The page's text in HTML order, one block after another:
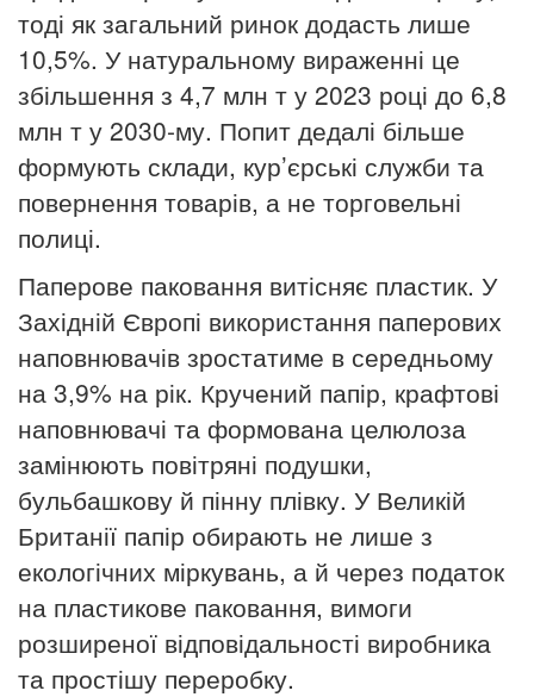
тоді як загальний ринок додасть лише
10,5%. У натуральному вираженні це
збільшення з 4,7 млн т у 2023 році до 6,8
млн т у 2030-му. Попит дедалі більше
формують склади, кур’єрські служби та
повернення товарів, а не торговельні
полиці.
Паперове паковання витісняє пластик. У
Західній Європі використання паперових
наповнювачів зростатиме в середньому
на 3,9% на рік. Кручений папір, крафтові
наповнювачі та формована целюлоза
замінюють повітряні подушки,
бульбашкову й пінну плівку. У Великій
Британії папір обирають не лише з
екологічних міркувань, а й через податок
на пластикове паковання, вимоги
розширеної відповідальності виробника
та простішу переробку.